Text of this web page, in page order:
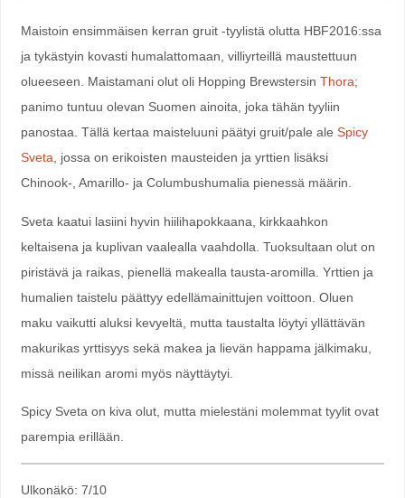
Maistoin ensimmäisen kerran gruit -tyylistä olutta HBF2016:ssa
ja tykästyin kovasti humalattomaan, villiyrteillä maustettuun
olueeseen. Maistamani olut oli Hopping Brewstersin Thora;
panimo tuntuu olevan Suomen ainoita, joka tähän tyyliin
panostaa. Tällä kertaa maisteluuni päätyi gruit/pale ale Spicy
Sveta, jossa on erikoisten mausteiden ja yrttien lisäksi
Chinook-, Amarillo- ja Columbushumalia pienessä määrin.
Sveta kaatui lasiini hyvin hiilihapokkaana, kirkkaahkon
keltaisena ja kuplivan vaalealla vaahdolla. Tuoksultaan olut on
piristävä ja raikas, pienellä makealla tausta-aromilla. Yrttien ja
humalien taistelu päättyy edellämainittujen voittoon. Oluen
maku vaikutti aluksi kevyeltä, mutta taustalta löytyi yllättävän
makurikas yrttisyys sekä makea ja lievän happama jälkimaku,
missä neilikan aromi myös näyttäytyi.
Spicy Sveta on kiva olut, mutta mielestäni molemmat tyylit ovat
parempia erillään.
Ulkonäkö: 7/10